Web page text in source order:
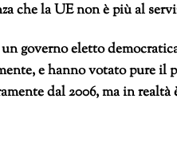
che la UE non è più al
un governo eletto
e hanno votato pure il
dal 2006, ma in realtà